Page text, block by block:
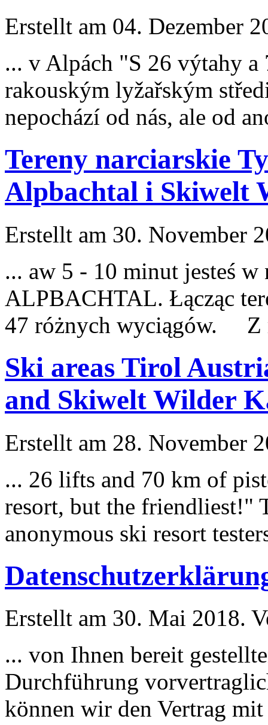
Erstellt am 04. Dezember
... v Alpách "S 26 výtahy a
rakouským lyžařským
nepochází od nás, ale od
Tereny narciarskie
Alpbachtal i Skiwelt
Erstellt am 30. November
... aw 5 - 10 minut jesteś w
ALPBACHTAL. Łącząc
47 różnych wyciągów. Z
Ski areas Tirol
and Skiwelt Wilder
Erstellt am 28. November
... 26 lifts and 70 km of
resort, but the friendliest!"
anonymous ski resort teste
Erstellt am 30. Mai 2018.
... von Ihnen bereit geste
Durchführung
können wir den Vertrag